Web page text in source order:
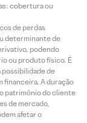
cobertura ou
de perdas
determinante de
podendo
ou produto físico. É
de
financeira. A duração
patrimônio do cliente
de mercado,
afetar o